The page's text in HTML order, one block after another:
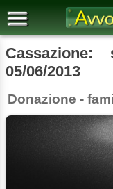
05/06/2013
Donazione -